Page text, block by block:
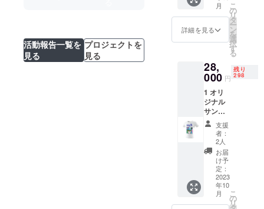
活動報告一覧を
見る
プロジェクトを
見る
ティス
トのコ
レク
アー
ティス
んで
ノーク
レー
ム・
ノーリ
ターン
で送ら
せてい
ただき
ます
り、の
特別
カード
ト本人
の自書
入り
カード
です ＊
注意：
リター
ン商品
配送、
アー
ティス
ト手渡
しは日
本国内
MONEY
デザイ
ンとロ
ゴ入り
カップ
です + 1
サンク
レール
グラ
フィッ
テイ
アー
ティス
トのス
ニー
カーを
ミニサ
イズ化
した特
月
詳細を見る
こ
の
リ
タ
ー
ン
を
選
択
す
る
28,
000 円
残り
298
1 オリ
ジナル
サンク
レール
グラ
フィッ
テイの
BLUE
MAN シ
リーズ
のTHE
SECRE
T OF
支援
者：
2人
お届
け予
定：
2023
年10
月
こ
の
リ